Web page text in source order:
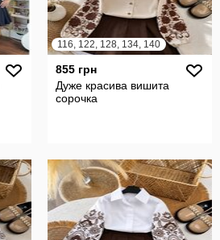
116, 122, 128, 134, 140
855 грн
Дуже красива вишита
сорочка